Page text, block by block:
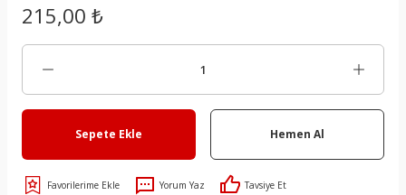
215,00 ₺
Sepete Ekle Hemen Al
Yorum Yaz Tavsiye Et